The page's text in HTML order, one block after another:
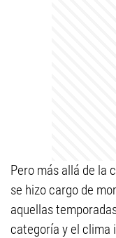
Pero más allá de la
se hizo cargo de
aquellas
categoría y el clima